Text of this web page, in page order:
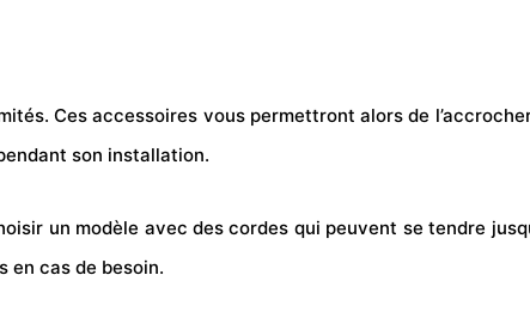
Ces accessoires vous permettront alors de
son installation.
un modèle avec des cordes qui peuvent se tendre
en cas de besoin.